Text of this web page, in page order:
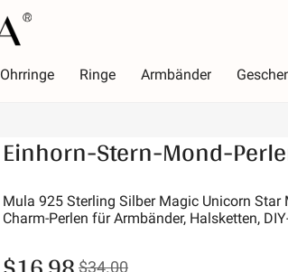
Ohrringe Ringe Armbänder
Thema
Leuchtend
Alphabet
Einhorn-Stern-Mond-
Mula 925 Sterling Silber Magic Unicorn Star
Charm-Perlen für Armbänder, Halsketten,
$34.00